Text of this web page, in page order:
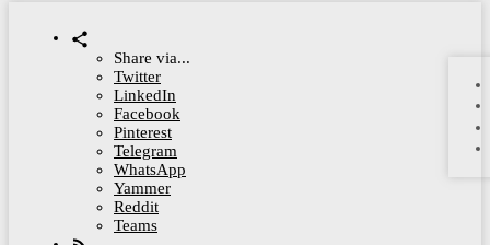
Share via...
Twitter
LinkedIn
Facebook
Pinterest
Telegram
WhatsApp
Yammer
Reddit
Teams